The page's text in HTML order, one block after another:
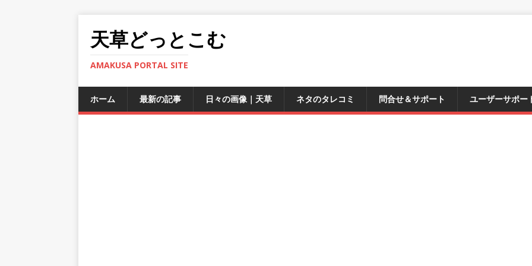
天草どっとこむ
AMAKUSA PORTAL SITE
ホーム 最新の記事 日々の画像｜天草 ネタのタレコミ 問合せ＆サポート ユーザーサポー